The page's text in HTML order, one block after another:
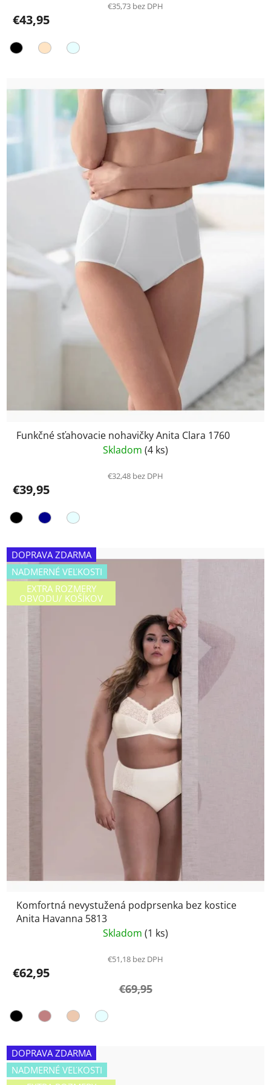
€35,73 bez DPH
€43,95
Funkčné sťahovacie nohavičky Anita Clara 1760
Skladom (4 ks)
€32,48 bez DPH
€39,95
DOPRAVA ZDARMA
NADMERNÉ VEĽKOSTI
EXTRA ROZMERY
OBVODU/ KOŠÍKOV
Komfortná nevystužená podprsenka bez kostice
Anita Havanna 5813
Skladom (1 ks)
€51,18 bez DPH
€62,95
€69,95
DOPRAVA ZDARMA
NADMERNÉ VEĽKOSTI